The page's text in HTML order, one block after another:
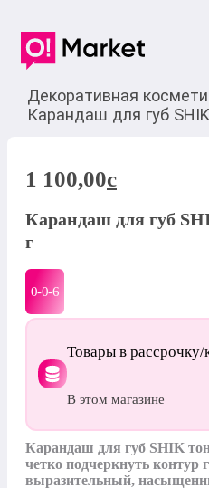
Декоративная
Карандаш для губ
1 100,00c
Карандаш для губ
г
0-0-6
Товары в рассрочку/
В этом магазине
Карандаш для губ SHIK
четко подчеркнуть контур
выразительный,